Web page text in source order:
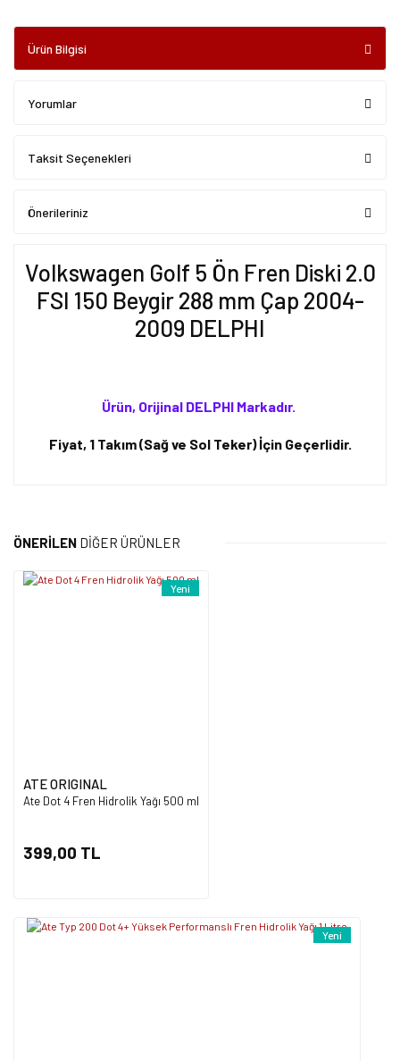
Ürün Bilgisi
Yorumlar
Taksit Seçenekleri
Önerileriniz
Volkswagen Golf 5 Ön Fren Diski 2.0
FSI 150 Beygir 288 mm Çap 2004-
2009 DELPHI
Ürün, Orijinal DELPHI Markadır.
Fiyat, 1 Takım (Sağ ve Sol Teker) İçin Geçerlidir.
Yorum Yaz
tarafımıza iletebilirsiniz.
ÖNERİLEN DİĞER ÜRÜNLER
Yeni
ATE ORIGINAL
Ate Dot 4 Fren Hidrolik Yağı 500 ml
399,00 TL
Yeni